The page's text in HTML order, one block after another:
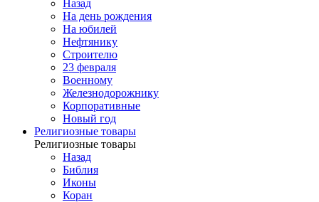
Назад
На день рождения
На юбилей
Нефтянику
Строителю
23 февраля
Военному
Железнодорожнику
Корпоративные
Новый год
Религиозные товары
Религиозные товары
Назад
Библия
Иконы
Коран